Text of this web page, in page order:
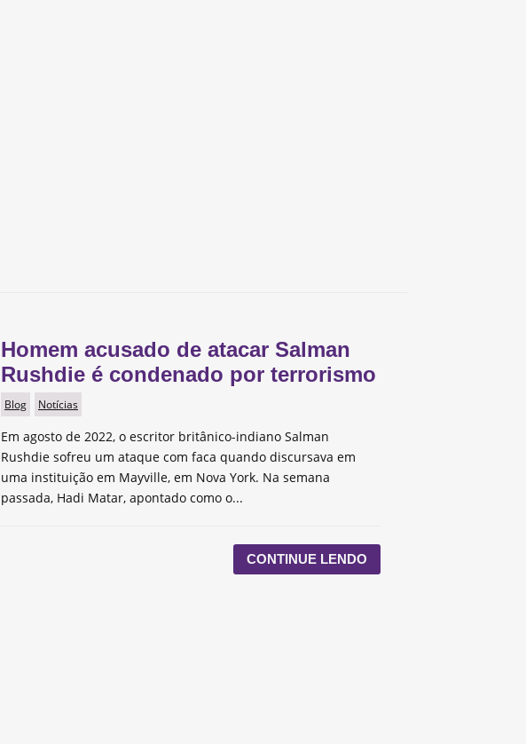
Homem acusado de atacar Salman
Rushdie é condenado por terrorismo
Blog Notícias
Em agosto de 2022, o escritor britânico-indiano Salman
Rushdie sofreu um ataque com faca quando discursava em
uma instituição em Mayville, em Nova York. Na semana
passada, Hadi Matar, apontado como o...
CONTINUE LENDO